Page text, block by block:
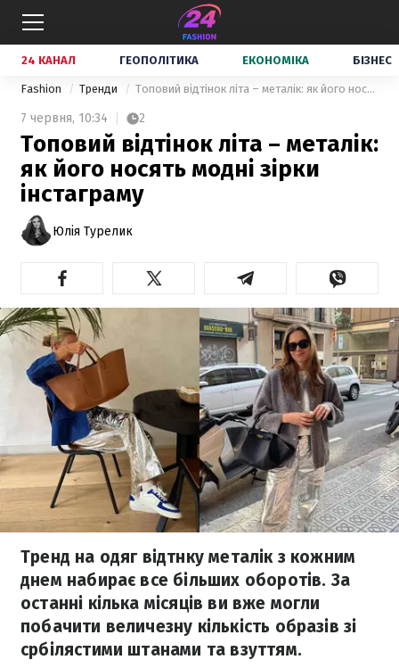
24 КАНАЛ ГЕОПОЛІТИКА ЕКОНОМІКА БІЗНЕС
Fashion Тренди Топовий відтінок літа – металік: як його носять модні зірки інстаграму
7 червня, 10:34 2
Топовий відтінок літа – металік:
як його носять модні зірки
інстаграму
Юлія Турелик
Тренд на одяг відтнку металік з кожним
днем набирає все більших оборотів. За
останні кілька місяців ви вже могли
побачити величезну кількість образів зі
србілястими штанами та взуттям.